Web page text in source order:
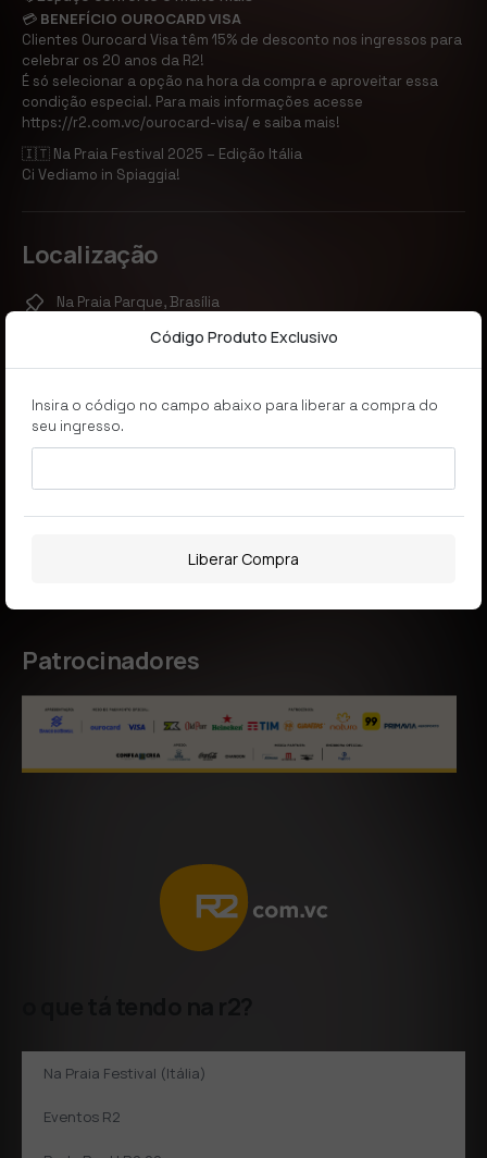
Código Produto Exclusivo
Insira o código no campo abaixo para liberar a compra do
seu ingresso.
Liberar Compra
💳 BENEFÍCIO OUROCARD VISA
Clientes Ourocard Visa têm 15% de desconto nos ingressos para
celebrar os 20 anos da R2!
É só selecionar a opção na hora da compra e aproveitar essa
condição especial. Para mais informações acesse
https://r2.com.vc/ourocard-visa/ e saiba mais!
🇮🇹 Na Praia Festival 2025 – Edição Itália
Ci Vediamo in Spiaggia!
Localização
Na Praia Parque, Brasília
Patrocinadores
Na Praia Festival (Itália)
Eventos R2